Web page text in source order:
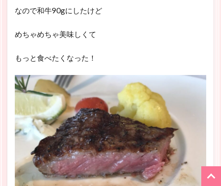
なので和牛90gにしたけど
めちゃめちゃ美味しくて
もっと食べたくなった！